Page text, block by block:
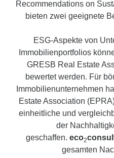
Recommendations on
bieten zwei ge­eignete
ESG-Aspekte von
Immobilien­portfolios
GRESB Real Estate
bewertet werden. Für
Immobilien­unter­nehmen
Estate Association
einheitliche und
der
geschaffen. eco2
gesamten